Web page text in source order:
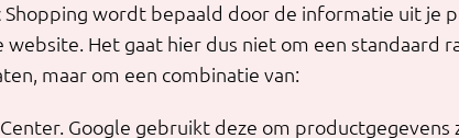
Shopping wordt bepaald door de informatie uit je
Het gaat hier dus niet om een standaard
maar om een combinatie van:
Google gebruikt deze om productgegevens